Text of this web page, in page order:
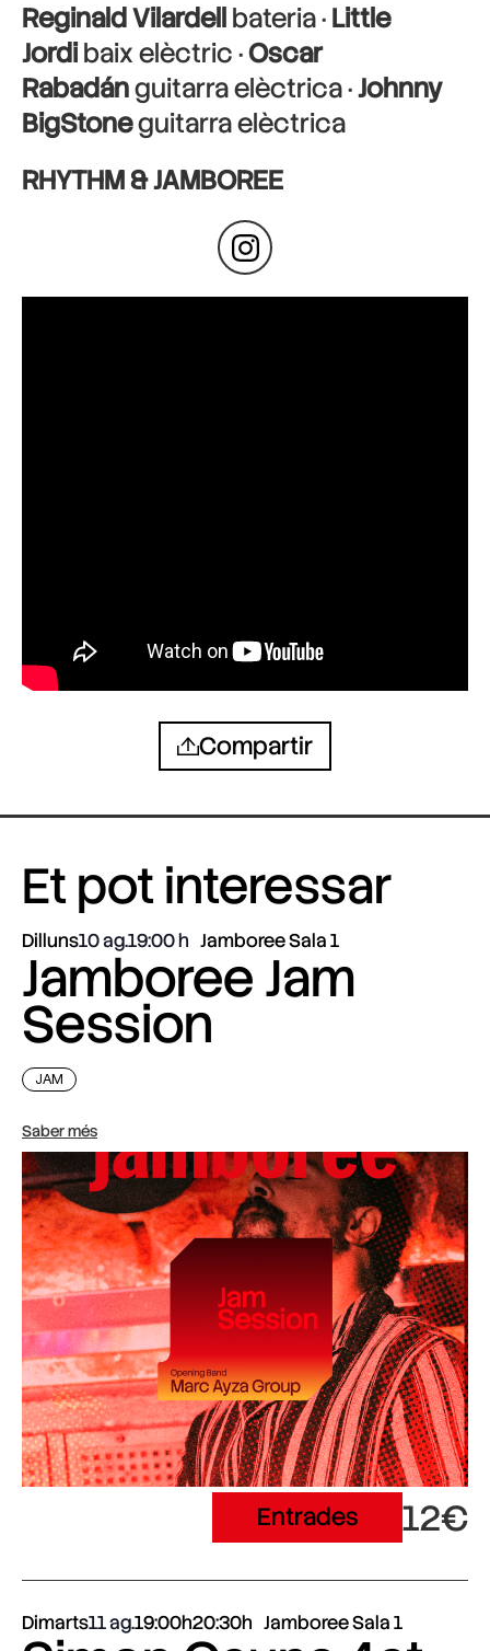
Reginald Vilardellbateria ·Little
Jordibaix elèctric ·Oscar
Rabadánguitarra elèctrica ·Johnny
BigStoneguitarra elèctrica
RHYTHM & JAMBOREE
Compartir
Et pot interessar
Dilluns10 ag.19:00 Jamboree Sala 1
Jamboree Jam
Session
JAM
Saber més
Entrades 12€
Dimarts11 ag.19:00h20:30h Jamboree Sala 1